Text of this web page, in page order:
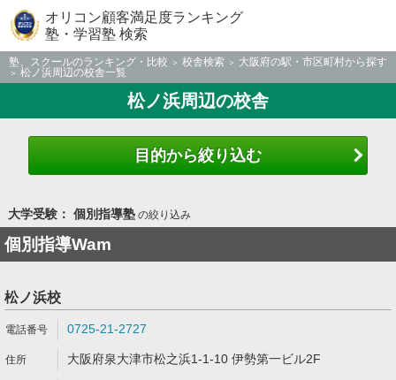
オリコン顧客満足度ランキング
塾・学習塾 検索
塾、スクールのランキング・比較 校舎検索
大阪府の駅・市区町村から探す
松ノ浜周辺の校舎一覧
松ノ浜周辺の校舎
目的から絞り込む
大学受験： 個別指導塾の絞り込み
個別指導Wam
松ノ浜校
0725-21-2727
大阪府泉大津市松之浜1-1-10 伊勢第一ビル2F